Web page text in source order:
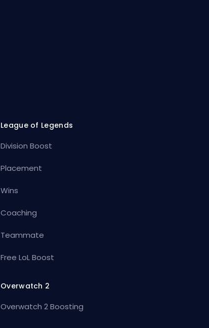
League of Legends
Division Boost
Placement
Wins
Coaching
Teammate
Free LoL Boost
Overwatch 2
Overwatch 2 Boosting